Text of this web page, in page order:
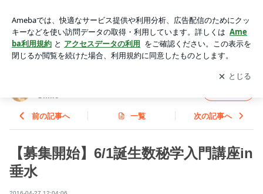
のが楽しくなる自宅サロンSmile
アプリをダウンロードして ブログの更新通知
を受け取りまし
ょう。
開く
Smile
前の記事へ 一覧 次の記事へ
【募集開始】6/1誕生数秘学入門講座in
垂水